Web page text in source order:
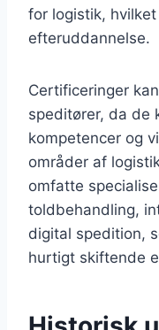
for logistik,
efteruddannelse.
Certificeringer
speditører, da de
kompetencer og
områder af
omfatte
toldbehandling,
digital spedition,
hurtigt skiftende